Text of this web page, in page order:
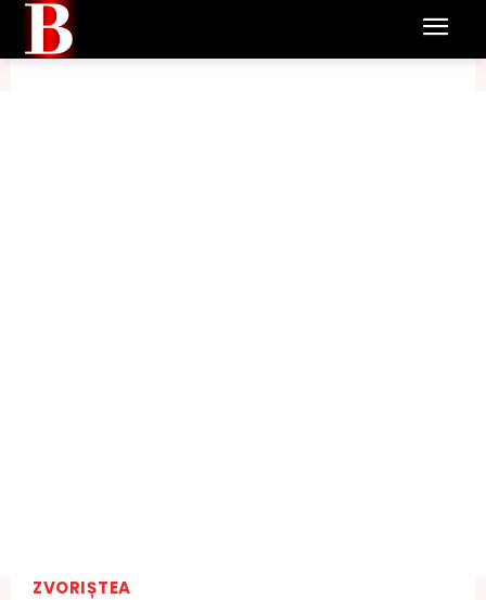
ZVORIȘTEA